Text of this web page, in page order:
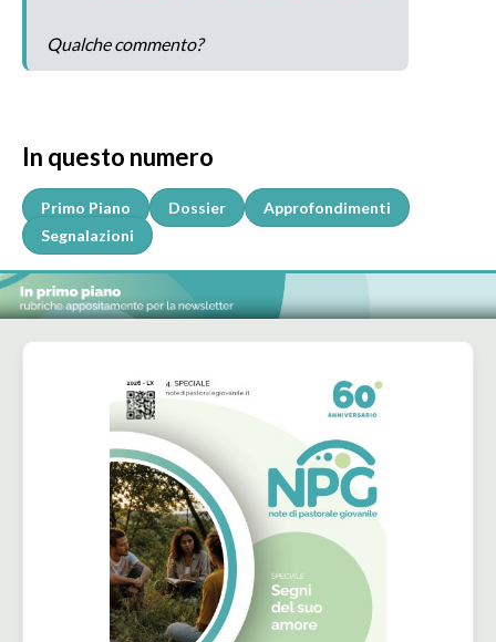
Qualche commento?
In questo numero
Primo Piano Dossier
Approfondimenti
Segnalazioni